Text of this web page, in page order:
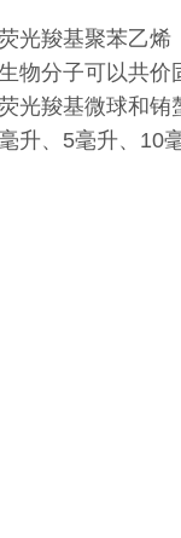
光羧基聚苯乙烯
物分子可以共价
光羧基微球和铕
升、5毫升、10